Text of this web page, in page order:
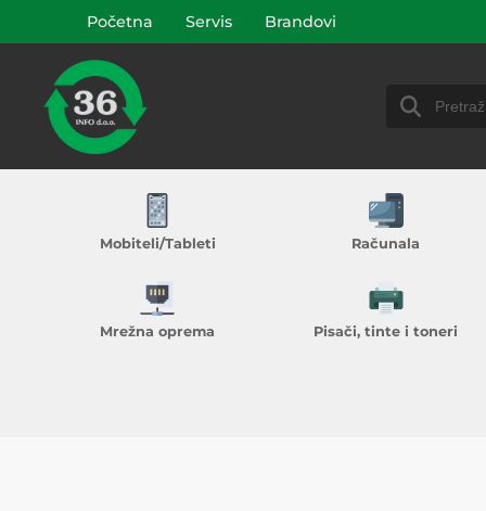
Početna Servis Brandovi
Mobiteli/Tableti Računala
Mrežna oprema Pisači, tinte i toneri